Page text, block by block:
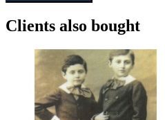
Clients also bought